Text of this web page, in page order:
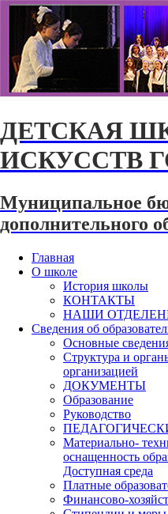
ДЕТСКАЯ
ИСКУССТВ
Муниципальное
дополнительного
Главная
О школе
История школы
КОНТАКТЫ
НАШИ
Сведения об
Основные
Структура и
организацией
ДОКУМЕНТЫ
Образование
Руководство
Материально-
оснащенность
Доступная среда
Платные
Финансово-